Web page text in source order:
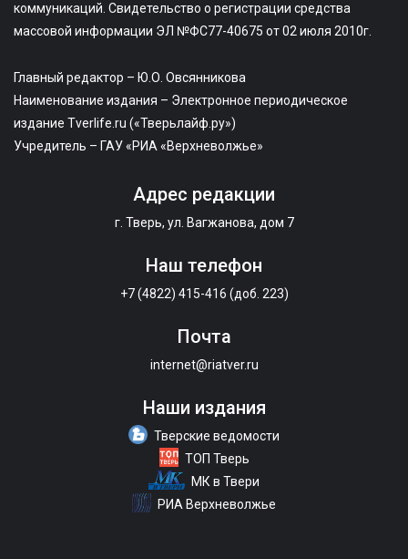
коммуникаций. Свидетельство о регистрации средства
массовой информации ЭЛ №ФС77-40675 от 02 июля 2010г.
Главный редактор – Ю.О. Овсянникова
Наименование издания – Электронное периодическое
издание Tverlife.ru («Тверьлайф.ру»)
Учредитель – ГАУ «РИА «Верхневолжье»
Адрес редакции
г. Тверь, ул. Вагжанова, дом 7
Наш телефон
+7 (4822) 415-416 (доб. 223)
Почта
internet@riatver.ru
Наши издания
Тверские ведомости
ТОП Тверь
МК в Твери
РИА Верхневолжье